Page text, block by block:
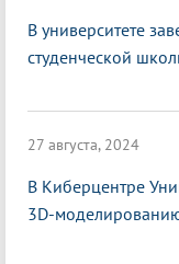
В университете
студенческой
27 августа, 2024
В Киберцентре
3D-